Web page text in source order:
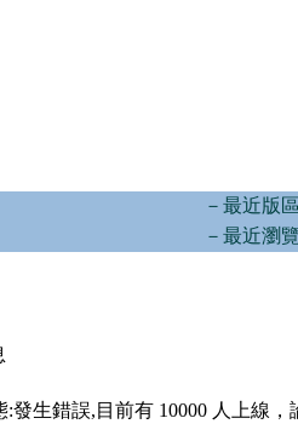
－最近版
－最近瀏
:發生錯誤,目前有 10000 人上線